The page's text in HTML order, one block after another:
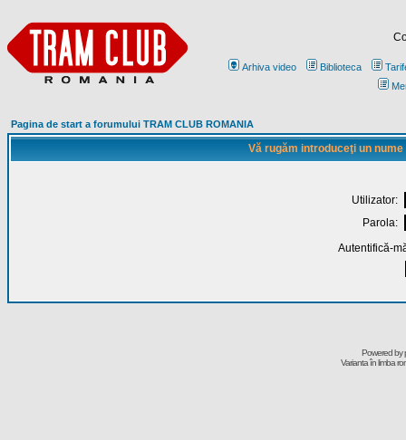
Arhiva video Biblioteca
Pagina de start a forumului TRAM CLUB ROMANIA
Vă rugăm introduceţi un
Utilizator:
Parola:
Autentifică-
Powered by
Varianta în limba